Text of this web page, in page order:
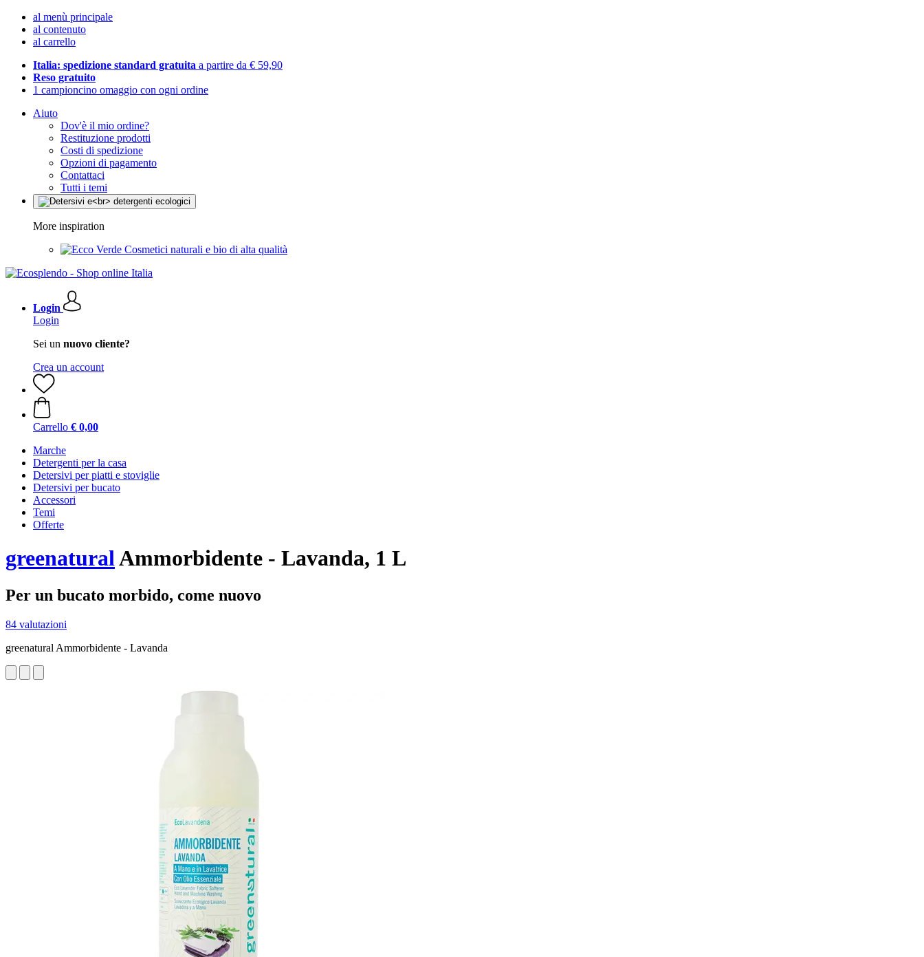
al menù principale
al contenuto
al carrello
Italia: spedizione standard gratuita a partire da € 59,90
Reso gratuito
1 campioncino omaggio con ogni ordine
Aiuto
Dov'è il mio ordine?
Restituzione prodotti
Costi di spedizione
Opzioni di pagamento
Contattaci
Tutti i temi
More inspiration
Cosmetici naturali e bio di alta qualità
Login
Login
Sei un nuovo cliente?
Crea un account
Carrello € 0,00
Marche
Detergenti per la casa
Detersivi per piatti e stoviglie
Detersivi per bucato
Accessori
Temi
Offerte
greenaturalAmmorbidente - Lavanda, 1 L
Per un bucato morbido, come nuovo
84 valutazioni
greenatural Ammorbidente - Lavanda